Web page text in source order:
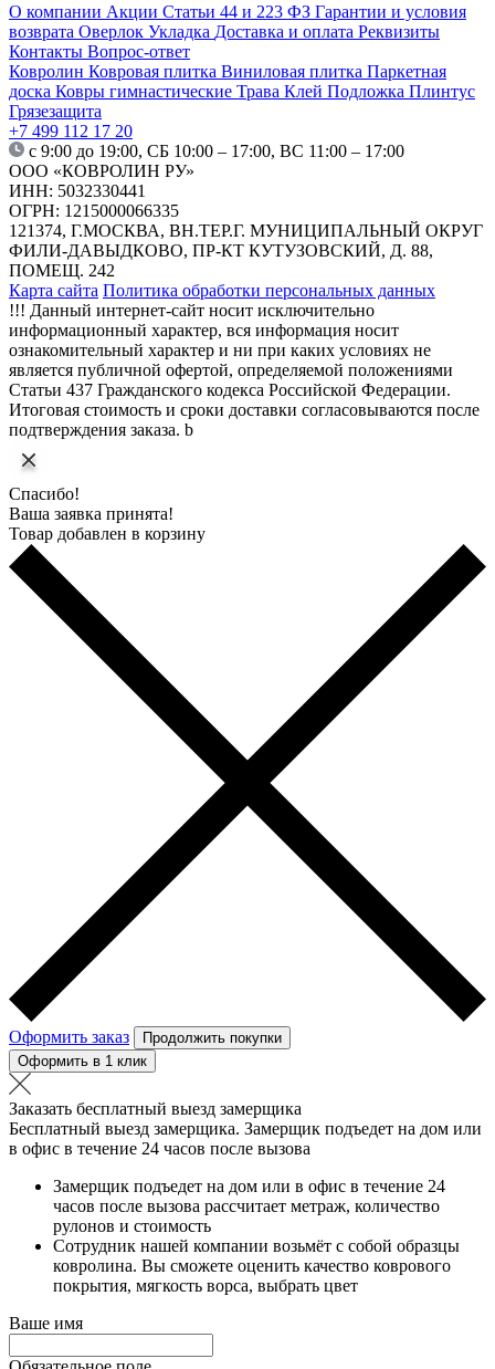
О компании Акции Статьи 44 и 223 ФЗ Гарантии и условия
возврата Оверлок Укладка Доставка и оплата Реквизиты
Контакты Вопрос-ответ
Ковролин Ковровая плитка Виниловая плитка Паркетная
доска Ковры гимнастические Трава Клей Подложка Плинтус
Грязезащита
+7 499 112 17 20
с 9:00 до 19:00, СБ 10:00 – 17:00, ВС 11:00 – 17:00
ООО «КОВРОЛИН РУ»
ИНН: 5032330441
ОГРН: 1215000066335
121374, Г.МОСКВА, ВН.ТЕР.Г. МУНИЦИПАЛЬНЫЙ ОКРУГ
ФИЛИ-ДАВЫДКОВО, ПР-КТ КУТУЗОВСКИЙ, Д. 88,
ПОМЕЩ. 242
Карта сайта Политика обработки персональных данных
!!! Данный интернет-сайт носит исключительно
информационный характер, вся информация носит
ознакомительный характер и ни при каких условиях не
является публичной офертой, определяемой положениями
Статьи 437 Гражданского кодекса Российской Федерации.
Итоговая стоимость и сроки доставки согласовываются после
подтверждения заказа. b
Спасибо!
Ваша заявка принята!
Товар добавлен в корзину
Оформить заказ
Продолжить покупки
Оформить в 1 клик
Заказать бесплатный выезд замерщика
Бесплатный выезд замерщика. Замерщик подъедет на дом или
в офис в течение 24 часов после вызова
Замерщик подъедет на дом или в офис в течение 24
часов после вызова рассчитает метраж, количество
рулонов и стоимость
Сотрудник нашей компании возьмёт с собой образцы
ковролина. Вы сможете оценить качество коврового
покрытия, мягкость ворса, выбрать цвет
Ваше имя